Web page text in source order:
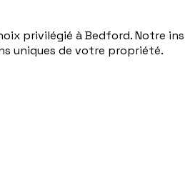
privilégié à Bedford. Notre
uniques de votre propriété.